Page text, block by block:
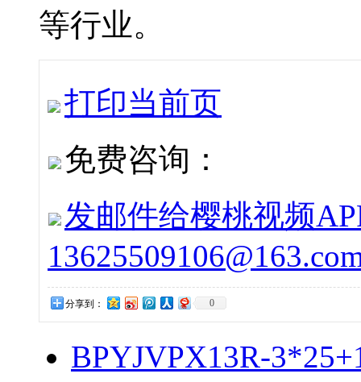
等行业。
打印当前页
免费咨询：
发邮件给樱桃视频APP
分享到： 0
BPYJVPX13R-